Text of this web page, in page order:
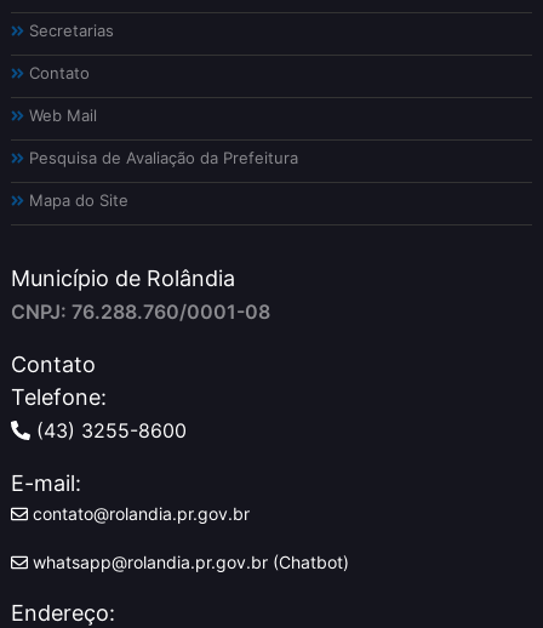
Secretarias
Contato
Web Mail
Pesquisa de Avaliação da Prefeitura
Mapa do Site
Município de Rolândia
CNPJ: 76.288.760/0001-08
Contato
Telefone:
(43) 3255-8600
E-mail:
contato@rolandia.pr.gov.br
whatsapp@rolandia.pr.gov.br (Chatbot)
Endereço: